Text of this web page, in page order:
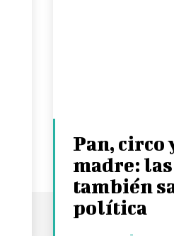
Pan, circo
madre:
también
política